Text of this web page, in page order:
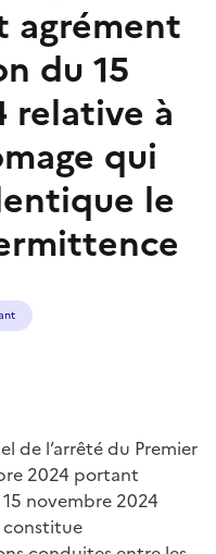
agrément
du 15
relative à
qui
le
de l’arrêté du Premier
2024 portant
novembre 2024
constitue